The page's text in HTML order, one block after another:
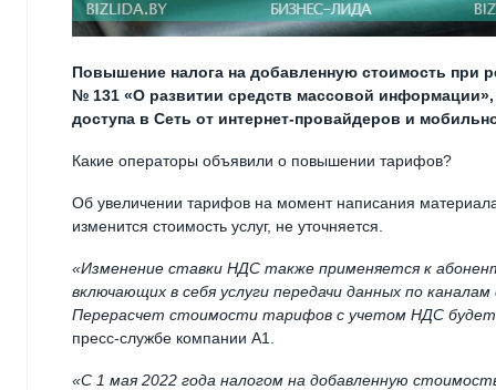
Повышение налога на добавленную стоимость при
№ 131 «О развитии средств массовой
доступа в Сеть от интернет-провайдеров и
Какие операторы объявили о повышении тарифов?
Об увеличении тарифов на момент написания
изменится стоимость услуг, не уточняется.
«Изменение ставки НДС также применяется к
включающих в себя услуги передачи данных по
Перерасчет стоимости тарифов с учетом НДС будет
пресс-службе компании А1.
«С 1 мая 2022 года налогом на добавленную